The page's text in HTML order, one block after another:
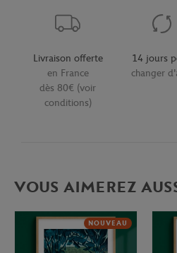
Livraison offerte
en France
dès 80€ (voir
conditions)
14 jours
changer
VOUS AIMEREZ
NOUVEAU